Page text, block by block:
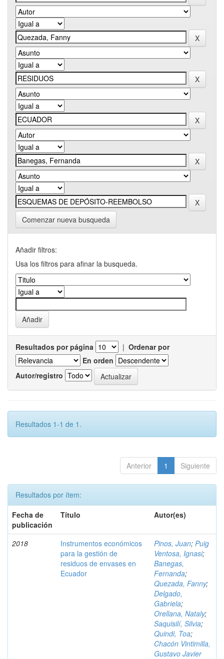
Comenzar nueva busqueda
Añadir filtros:
Usa los filtros para afinar la busqueda.
Resultados por página | Ordenar por
En orden
Autor/registro
Resultados 1-1 de 1.
Anterior 1 Siguiente
Resultados por ítem:
Fecha de
publicación
Título Autor(es)
2018
Instrumentos económicos
para la gestión de
residuos de envases en
Ecuador
Pinos, Juan; Puig
Ventosa, Ignasi;
Banegas,
Fernanda;
Quezada, Fanny;
Delgado,
Gabriela;
Orellana, Nataly;
Saquisilí, Silvia;
Quindi, Toa;
Chacón Vintimilla,
Gustavo Javier